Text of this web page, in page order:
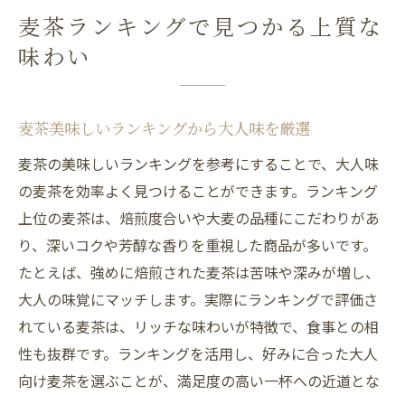
麦茶ランキングで見つかる上質な
味わい
麦茶美味しいランキングから大人味を厳選
麦茶の美味しいランキングを参考にすることで、大人味
の麦茶を効率よく見つけることができます。ランキング
上位の麦茶は、焙煎度合いや大麦の品種にこだわりがあ
り、深いコクや芳醇な香りを重視した商品が多いです。
たとえば、強めに焙煎された麦茶は苦味や深みが増し、
大人の味覚にマッチします。実際にランキングで評価さ
れている麦茶は、リッチな味わいが特徴で、食事との相
性も抜群です。ランキングを活用し、好みに合った大人
向け麦茶を選ぶことが、満足度の高い一杯への近道とな